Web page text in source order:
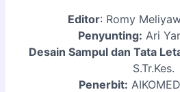
Editor: Romy
Penyunting: Ari
Desain Sampul dan Tata
S.Tr.Kes.
Penerbit: